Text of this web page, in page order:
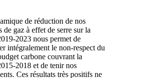
de réduction de nos
de gaz à effet de serre sur la
2023 nous permet de
intégralement le non-respect du
carbone couvrant la
2018 et de tenir nos
Ces résultats très positifs ne